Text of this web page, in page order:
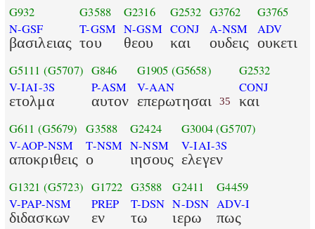
G932
N-GSF
βασιλειας
G3588
T-GSM
του
G2316
N-GSM
θεου
G2532
CONJ
και
G3762
A-NSM
ουδεις
G3765
ADV
ουκετι
G5111 (G5707)
V-IAI-3S
ετολμα
G846
P-ASM
αυτον
G1905 (G5658)
V-AAN
επερωτησαι 35
G2532
CONJ
και
G611 (G5679)
V-AOP-NSM
αποκριθεις
G3588
T-NSM
ο
G2424
N-NSM
ιησους
G3004(G5707)
V-IAI-3S
ελεγεν
G1321 (G5723)
V-PAP-NSM
διδασκων
G1722
PREP
εν
G3588
T-DSN
τω
G2411
N-DSN
ιερω
G4459
ADV-I
πως